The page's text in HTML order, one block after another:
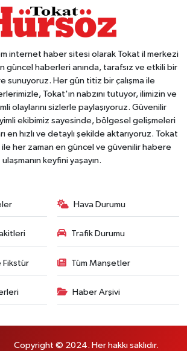
internet haber sitesi olarak Tokat il merkezi
güncel haberleri anında, tarafsız ve etkili bir
sunuyoruz. Her gün titiz bir çalışma ile
Tokat'ın nabzını tutuyor, ilimizin ve
olaylarını sizlerle paylaşıyoruz. Güvenilir
ekibimiz sayesinde, bölgesel gelişmeleri
en hızlı ve detaylı şekilde aktarıyoruz. Tokat
her zaman en güncel ve güvenilir habere
ulaşmanın keyfini yaşayın.
Hava Durumu
Trafik Durumu
Fikstür Tüm Manşetler
Haber Arşivi
Copyright © 2024. Her hakkı saklıdır.